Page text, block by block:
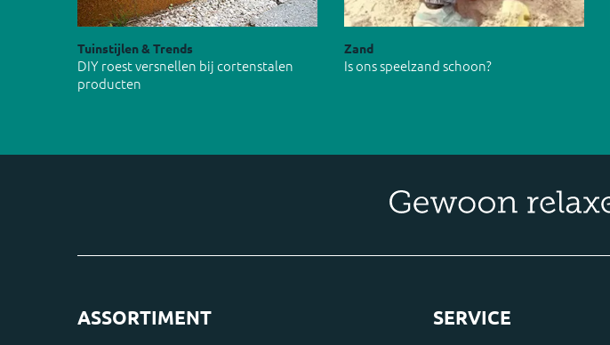
Tuinstijlen & Trends
DIY roest versnellen bij cortenstalen
producten
Zand
Is ons speelzand schoon?
ASSORTIMENT SERVICE